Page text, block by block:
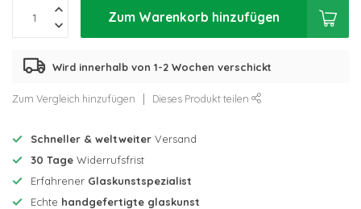
Zum Warenkorb hinzufügen
Wird innerhalb von 1-2 Wochen verschickt
Zum Vergleich hinzufügen Dieses Produkt teilen
Schneller & weltweiter Versand
30 Tage Widerrufsfrist
Erfahrener Glaskunstspezialist
Echte handgefertigte glaskunst